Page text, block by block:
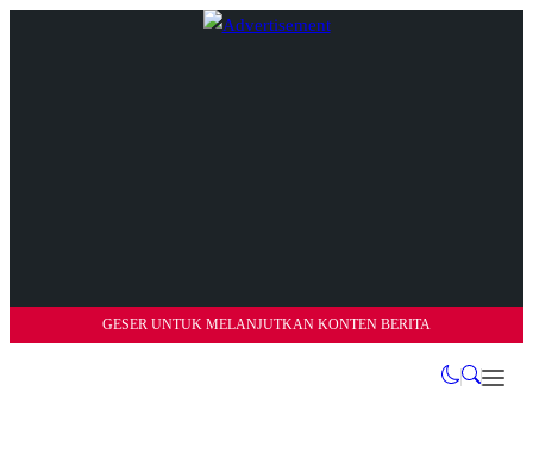
GESER UNTUK MELANJUTKAN KONTEN BERITA